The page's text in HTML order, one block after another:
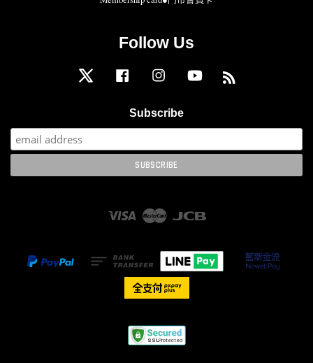
Follow Us
Twitter Facebook Instagram YouTube
Subscribe
Visa Master